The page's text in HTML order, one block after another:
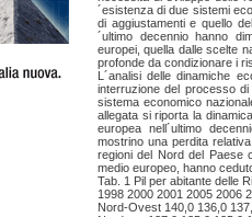
´esistenza di due sistemi
di aggiustamenti e quello
´ultimo decennio hanno
europei, quella dalle scelte
profonde da condizionare i
L´analisi delle dinamiche
interruzione del processo
sistema economico
allegata si riporta la
europea nell´ultimo
mostrino una perdita
regioni del Nord del Paese
medio europeo, hanno
Tab. 1 Pil per abitante delle
1998 2000 2001 2005 2006
Nord-Ovest 140,0 136,0